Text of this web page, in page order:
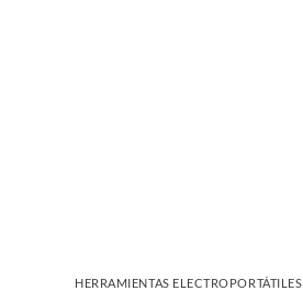
HERRAMIENTAS ELECTROPORTÁTILES